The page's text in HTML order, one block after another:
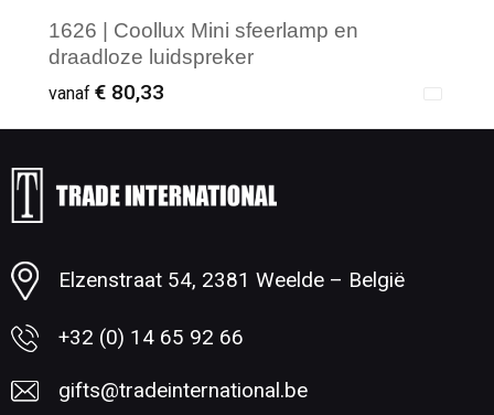
1626 | Coollux Mini sfeerlamp en
draadloze luidspreker
vanaf € 80,33
Minimale afname: 1
Elzenstraat 54, 2381 Weelde – België
+32 (0) 14 65 92 66
gifts@tradeinternational.be